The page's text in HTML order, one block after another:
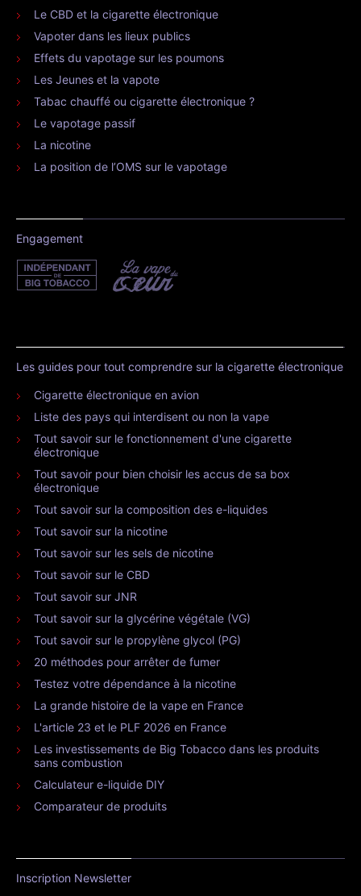
Le CBD et la cigarette électronique
Vapoter dans les lieux publics
Effets du vapotage sur les poumons
Les Jeunes et la vapote
Tabac chauffé ou cigarette électronique ?
Le vapotage passif
La nicotine
La position de l’OMS sur le vapotage
Engagement
Les guides pour tout comprendre sur la cigarette électronique
Cigarette électronique en avion
Liste des pays qui interdisent ou non la vape
Tout savoir sur le fonctionnement d'une cigarette
électronique
Tout savoir pour bien choisir les accus de sa box
électronique
Tout savoir sur la composition des e-liquides
Tout savoir sur la nicotine
Tout savoir sur les sels de nicotine
Tout savoir sur le CBD
Tout savoir sur JNR
Tout savoir sur la glycérine végétale (VG)
Tout savoir sur le propylène glycol (PG)
20 méthodes pour arrêter de fumer
Testez votre dépendance à la nicotine
La grande histoire de la vape en France
L'article 23 et le PLF 2026 en France
Les investissements de Big Tobacco dans les produits
sans combustion
Calculateur e-liquide DIY
Comparateur de produits
Inscription Newsletter